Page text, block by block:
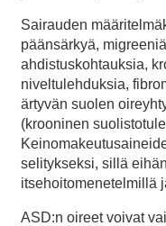
Sairauden
päänsärkyä,
ahdistuskohtauksia,
niveltulehduksia,
ärtyvän suolen
(krooninen
selitykseksi, sillä
itsehoitomenetelmillä
ASD:n oireet voivat